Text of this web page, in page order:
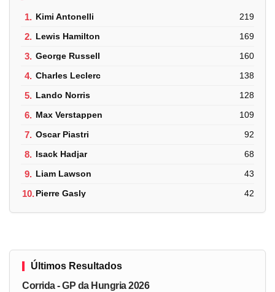
1. Kimi Antonelli 219
2. Lewis Hamilton 169
3. George Russell 160
4. Charles Leclerc 138
5. Lando Norris 128
6. Max Verstappen 109
7. Oscar Piastri 92
8. Isack Hadjar 68
9. Liam Lawson 43
10.Pierre Gasly 42
Últimos Resultados
Corrida - GP da Hungria 2026